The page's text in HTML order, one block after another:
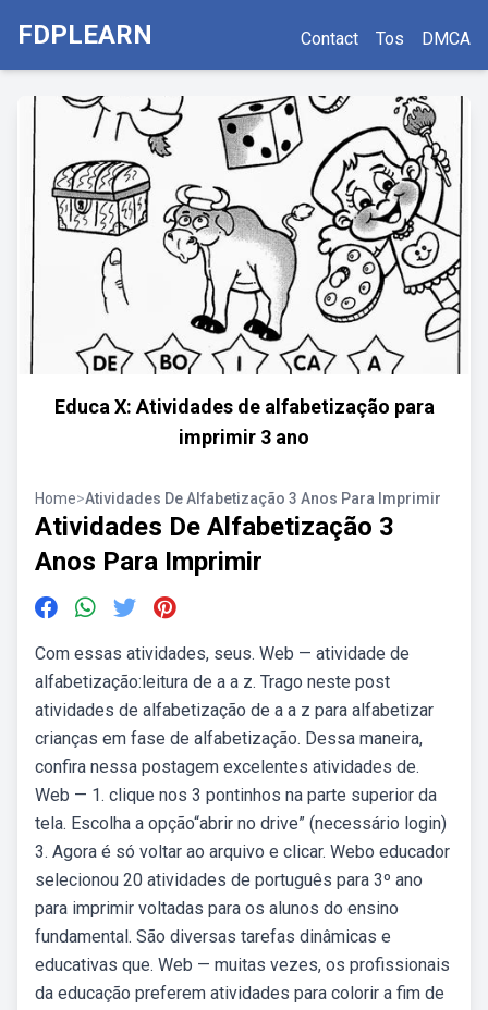
FDPLEARN Contact Tos DMCA
Educa X: Atividades de alfabetização para
imprimir 3 ano
Home>Atividades De Alfabetização 3 Anos Para Imprimir
Atividades De Alfabetização 3
Anos Para Imprimir
Com essas atividades, seus. Web — atividade de
alfabetização:leitura de a a z. Trago neste post
atividades de alfabetização de a a z para alfabetizar
crianças em fase de alfabetização. Dessa maneira,
confira nessa postagem excelentes atividades de.
Web — 1. clique nos 3 pontinhos na parte superior da
tela. Escolha a opção“abrir no drive” (necessário login)
3. Agora é só voltar ao arquivo e clicar. Webo educador
selecionou 20 atividades de português para 3º ano
para imprimir voltadas para os alunos do ensino
fundamental. São diversas tarefas dinâmicas e
educativas que. Web — muitas vezes, os profissionais
da educação preferem atividades para colorir a fim de